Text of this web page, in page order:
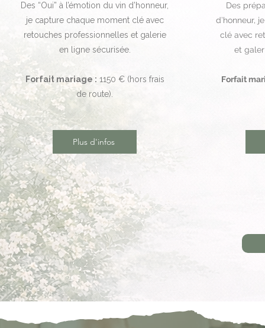
Des “Oui” à l’émotion du vin d’honneur,
je capture chaque moment clé avec
retouches professionnelles et galerie
en ligne sécurisée.
Forfait mariage : 1150 € (hors frais
de route).
Plus d'infos
Des
d’honneur,
clé avec
et
Forfait